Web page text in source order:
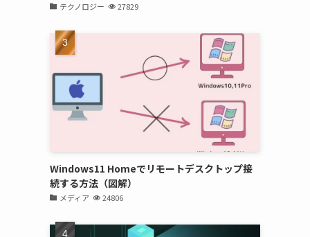
テクノロジー 27829
Windows11 Homeでリモートデスクトップ接
続する方法（図解）
メディア 24806